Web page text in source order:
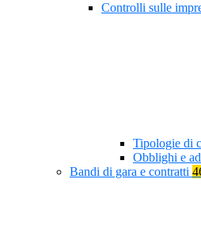
Controlli sulle
Tipologie di
Obblighi e
Bandi di gara e contratti